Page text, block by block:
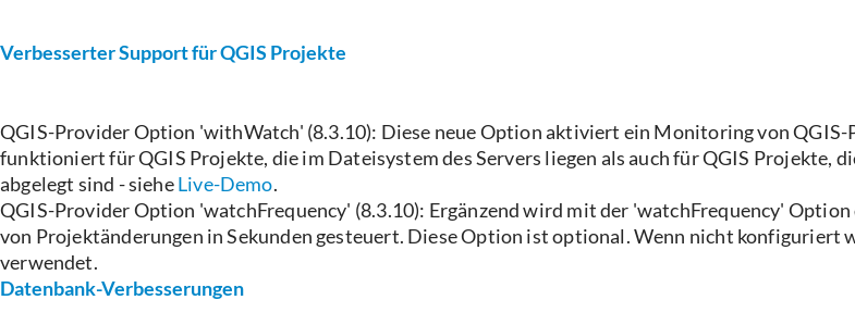
Verbesserter Support für QGIS Projekte
QGIS-Provider Option 'withWatch' (8.3.10): Diese neue Option aktiviert ein Monitoring von QGIS-
funktioniert für QGIS Projekte, die im Dateisystem des Servers liegen als auch für QGIS Projekte,
abgelegt sind - sieheLive-Demo.
QGIS-Provider Option 'watchFrequency' (8.3.10): Ergänzend wird mit der 'watchFrequency'
von Projektänderungen in Sekunden gesteuert. Diese Option ist optional. Wenn nicht konfiguriert
verwendet.
Datenbank-Verbesserungen